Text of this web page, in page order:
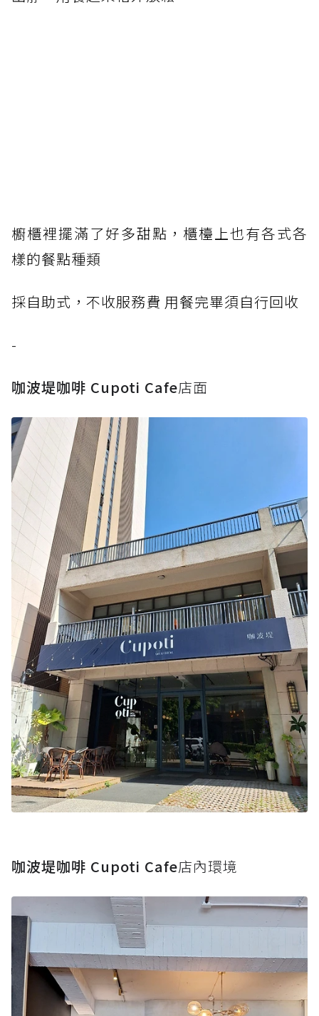
櫥櫃裡擺滿了好多甜點，櫃檯上也有各式各
樣的餐點種類
採自助式，不收服務費 用餐完畢須自行回收
-
咖波堤咖啡 Cupoti Cafe店面
咖波堤咖啡 Cupoti Cafe店內環境